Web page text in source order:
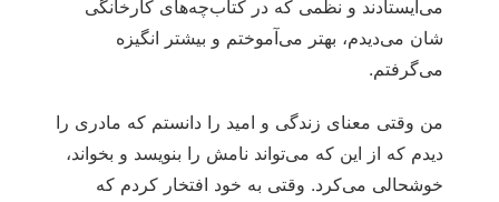
می‌ایستادند و نظمی که در کتاب‌چه‌های کارخانگی
شان می‌دیدم، بهتر می‌آموختم و بیشتر انگیزه
می‌گرفتم.
من وقتی معنای زندگی و امید را دانستم که مادری را
دیدم که از این که می‌تواند نامش را بنویسد و بخواند،
خوشحالی می‌کرد. وقتی به خود افتخار کردم که